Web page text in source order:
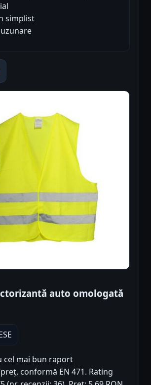
simplist
auto omologată
cel mai bun raport
conformă EN 471. Rating